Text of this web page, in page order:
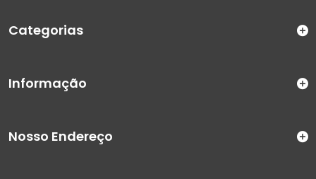
Categorias
Informação
Nosso Endereço